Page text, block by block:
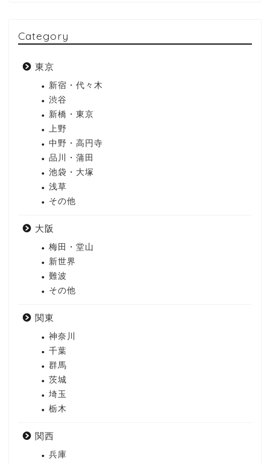
Category
東京
新宿・代々木
渋谷
新橋・東京
上野
中野・高円寺
品川・蒲田
池袋・大塚
浅草
その他
大阪
梅田・堂山
新世界
難波
その他
関東
神奈川
千葉
群馬
茨城
埼玉
栃木
関西
兵庫